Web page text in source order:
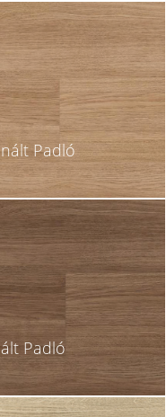
Padló
Padló